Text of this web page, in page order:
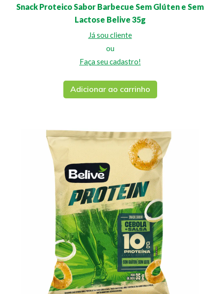
Snack Proteico Sabor Barbecue Sem Glúten e Sem
Lactose Belive 35g
Já sou cliente
ou
Faça seu cadastro!
Adicionar ao carrinho